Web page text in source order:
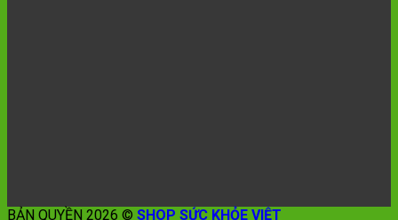
BẢN QUYỀN 2026 © SHOP SỨC KHỎE VIỆT